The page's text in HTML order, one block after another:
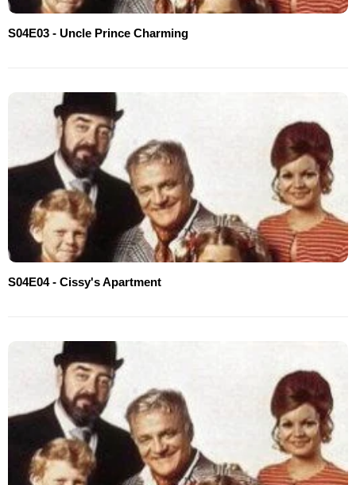
S04E03 - Uncle Prince Charming
S04E04 - Cissy's Apartment